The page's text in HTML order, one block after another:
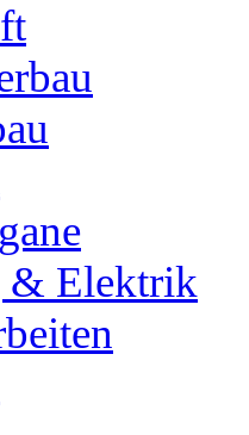
& Elektrik